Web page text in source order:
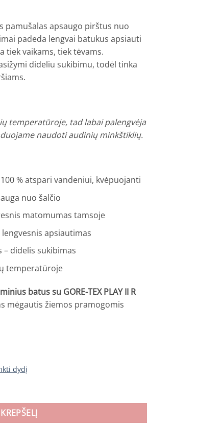
pamušalas apsaugo pirštus nuo
padeda lengvai batukus apsiauti
tiek vaikams, tiek tėvams.
dideliu sukibimu, todėl tinka
temperatūroje, tad labai palengvėja
naudoti audinių minkštiklių.
100 % atspari vandeniui, kvėpuojanti
nuo šalčio
matomumas tamsoje
apsiautimas
– didelis sukibimas
temperatūroje
batus su GORE-TEX PLAY II R
mėgautis žiemos pramogomis
dydį
vaikams su GORE-TEX PLAY II R GTX - Hunting green - 87025